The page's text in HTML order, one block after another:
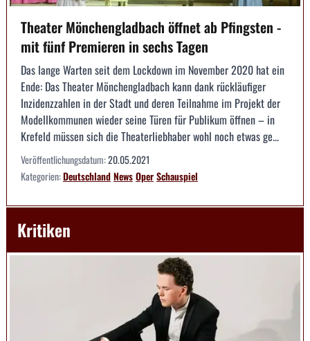
Theater Mönchengladbach öffnet ab Pfingsten -
mit fünf Premieren in sechs Tagen
Das lange Warten seit dem Lockdown im November 2020 hat ein
Ende: Das Theater Mönchengladbach kann dank rückläufiger
Inzidenzzahlen in der Stadt und deren Teilnahme im Projekt der
Modellkommunen wieder seine Türen für Publikum öffnen – in
Krefeld müssen sich die Theaterliebhaber wohl noch etwas ge...
Veröffentlichungsdatum:20.05.2021
Kategorien:DeutschlandNewsOperSchauspiel
Kritiken